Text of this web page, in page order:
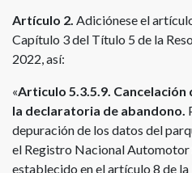
Artículo 2. Adiciónese el
Capítulo 3 del Título 5 de la
2022, así:
«Articulo 5.3.5.9.
la declaratoria de abandono.
depuración de los datos del
el Registro Nacional Automotor
establecido en el artículo 8 de